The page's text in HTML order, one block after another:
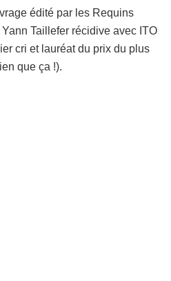
édité par les Requins
Taillefer récidive avec ITO
cri et lauréat du prix du plus
que ça !).